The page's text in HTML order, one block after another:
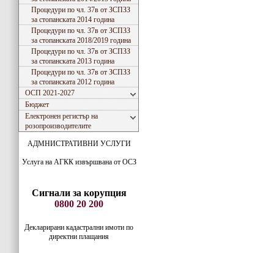
Процедури по чл. 37в от ЗСПЗЗ
за стопанската 2014 година
Процедури по чл. 37в от ЗСПЗЗ
за стопанската 2018/2019 година
Процедури по чл. 37в от ЗСПЗЗ
за стопанската 2013 година
Процедури по чл. 37в от ЗСПЗЗ
за стопанската 2012 година
ОСП 2021-2027
Бюджет
Електронен регистър на
розопроизводителите
АДМНИСТРАТИВНИ УСЛУГИ
Услуга на АГКК извършвана от ОСЗ
Сигнали за корупция
0800 20 200
Декларирани кадастрални имоти по
директни плащания